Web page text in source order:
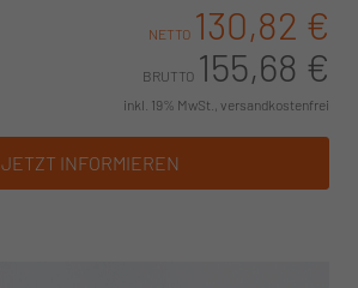
NETTO 130,82 €
BRUTTO 155,68 €
inkl. 19% MwSt., versandkostenfrei
JETZT INFORMIEREN